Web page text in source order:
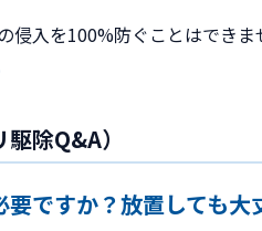
侵入を100%防ぐことはできま
除Q&A）
ですか？放置しても大